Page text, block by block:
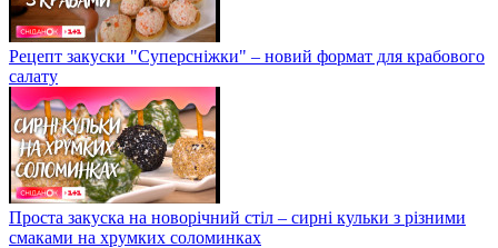
Рецепт закуски "Суперсніжки" – новий формат для крабового
салату
Проста закуска на новорічний стіл – сирні кульки з різними
смаками на хрумких соломинках